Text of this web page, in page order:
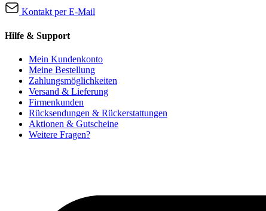
Kontakt per E-Mail
Hilfe & Support
Mein Kundenkonto
Meine Bestellung
Zahlungsmöglichkeiten
Versand & Lieferung
Firmenkunden
Rücksendungen & Rückerstattungen
Aktionen & Gutscheine
Weitere Fragen?